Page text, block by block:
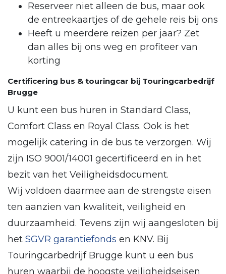
Reserveer niet alleen de bus, maar ook
de entreekaartjes of de gehele reis bij ons
Heeft u meerdere reizen per jaar? Zet
dan alles bij ons weg en profiteer van
korting
Certificering bus & touringcar bij Touringcarbedrijf
Brugge
U kunt een bus huren in Standard Class,
Comfort Class en Royal Class. Ook is het
mogelijk catering in de bus te verzorgen. Wij
zijn ISO 9001/14001 gecertificeerd en in het
bezit van het Veiligheidsdocument.
Wij voldoen daarmee aan de strengste eisen
ten aanzien van kwaliteit, veiligheid en
duurzaamheid. Tevens zijn wij aangesloten bij
het SGVR garantiefonds en KNV. Bij
Touringcarbedrijf Brugge kunt u een bus
huren waarbij de hoogste veiligheidseisen